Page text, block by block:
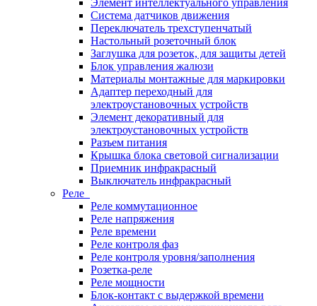
Элемент интеллектуального управления
Система датчиков движения
Переключатель трехступенчатый
Настольный розеточный блок
Заглушка для розеток, для защиты детей
Блок управления жалюзи
Материалы монтажные для маркировки
Адаптер переходный для
электроустановочных устройств
Элемент декоративный для
электроустановочных устройств
Разъем питания
Крышка блока световой сигнализации
Приемник инфракрасный
Выключатель инфракрасный
Реле
Реле коммутационное
Реле напряжения
Реле времени
Реле контроля фаз
Реле контроля уровня/заполнения
Розетка-реле
Реле мощности
Блок-контакт с выдержкой времени